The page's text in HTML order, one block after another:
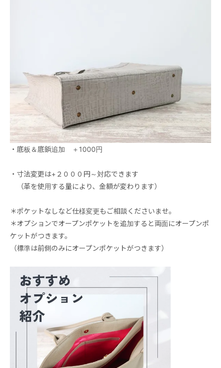
・底板＆底鋲追加 ＋1000円
・寸法変更は+２０００円～対応できます
（革を使用する量により、金額が変わります）
＊ポケットなしなど仕様変更もご相談くださいませ。
＊オプションでオープンポケットを追加すると両面にオープンポ
ケットがつきます。
（標準は前側のみにオープンポケットがつきます）